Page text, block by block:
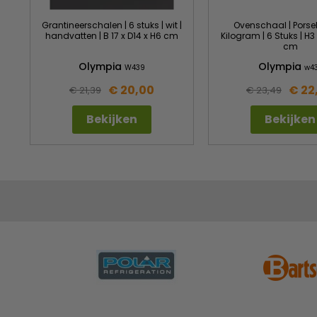
Grantineerschalen | 6 stuks | wit |
handvatten | B 17 x D14 x H6 cm
Olympia W439
€ 21,39 € 20,00
Bekijken
Ovenschaal |
Kilogram | 6 Stuks | H3
cm
Olympia
€ 23,49 €
Bekijken